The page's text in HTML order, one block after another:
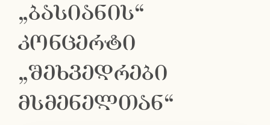
„ბასიანის“
კონცერტი
„შეხვედრები
მსმენელთან“